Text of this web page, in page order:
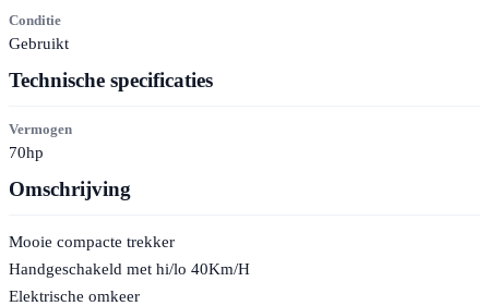
Conditie
Gebruikt
Technische specificaties
Vermogen
70hp
Omschrijving
Mooie compacte trekker
Handgeschakeld met hi/lo 40Km/H
Elektrische omkeer